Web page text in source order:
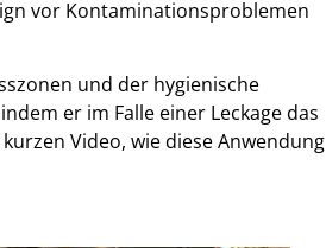
vor Kontaminationsproblemen
und der hygienische
er im Falle einer Leckage das
Video, wie diese Anwendung